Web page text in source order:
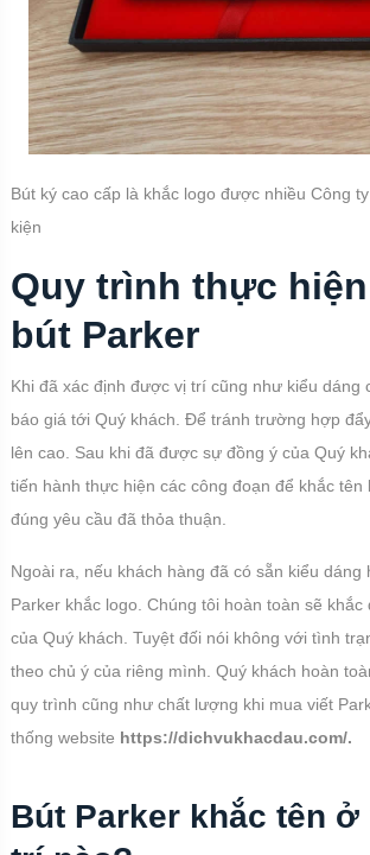
Bút ký cao cấp là khắc logo được nhiều Công
kiện
Quy trình thực
bút Parker
Khi đã xác định được vị trí cũng như kiểu dáng
báo giá tới Quý khách. Để tránh trường hợp
lên cao. Sau khi đã được sự đồng ý của Quý
tiến hành thực hiện các công đoạn để khắc tên
đúng yêu cầu đã thỏa thuận.
Ngoài ra, nếu khách hàng đã có sẵn kiểu dáng
Parker khắc logo. Chúng tôi hoàn toàn sẽ khắc
của Quý khách. Tuyệt đối nói không với tình
theo chủ ý của riêng mình. Quý khách hoàn
quy trình cũng như chất lượng khi mua viết
thống website https://dichvukhacdau.com/.
Bút Parker khắc tên